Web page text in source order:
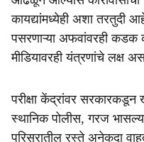
कायद्यांमध्येही अशा तरतुदी
पसरणाऱ्या अफवांवरही कडक
मीडियावरही यंत्रणांचे लक्ष
परीक्षा केंद्रांवर सरकारकडून
स्थानिक पोलीस, गरज
परिसरातील रस्ते अनेकदा